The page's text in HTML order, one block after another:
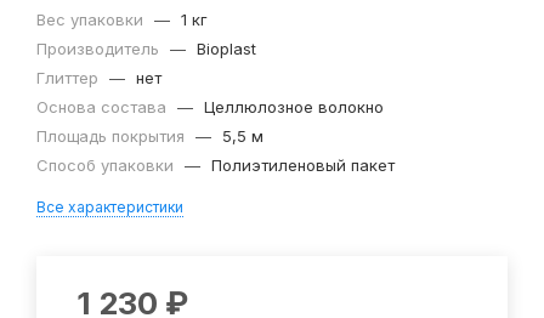
Вес упаковки — 1 кг
Производитель
— Bioplast
Глиттер
— нет
Основа состава
— Целлюлозное волокно
Площадь покрытия
—
5,5 м
Способ упаковки
— Полиэтиленовый пакет
Все характеристики
1 230 ₽